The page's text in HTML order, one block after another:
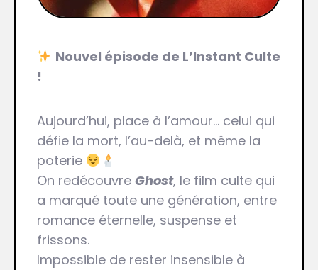
Nouvel épisode de L’Instant Culte
!
Aujourd’hui, place à l’amour… celui qui
défie la mort, l’au-delà, et même la
poterie
On redécouvre Ghost, le film culte qui
a marqué toute une génération, entre
romance éternelle, suspense et
frissons.
Impossible de rester insensible à